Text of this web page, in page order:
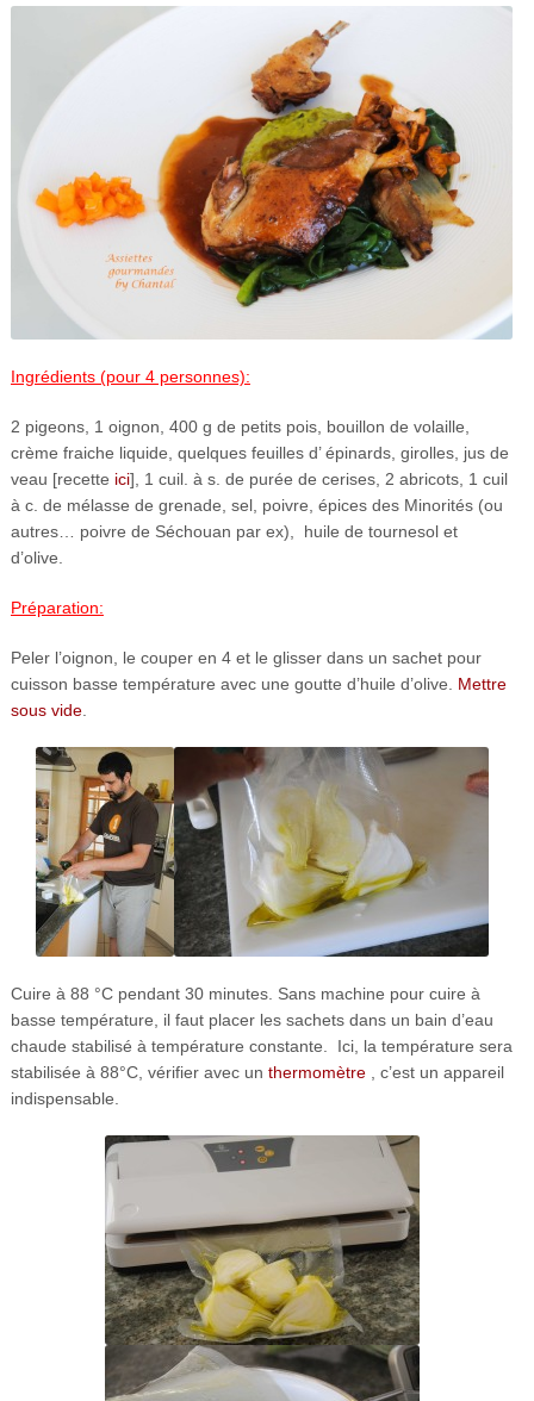
Ingrédients (pour 4 personnes):
2 pigeons, 1 oignon, 400 g de petits pois, bouillon de volaille,
crème fraiche liquide, quelques feuilles d’ épinards, girolles, jus de
veau [recette ici], 1 cuil. à s. de purée de cerises, 2 abricots, 1 cuil
à c. de mélasse de grenade, sel, poivre, épices des Minorités (ou
autres… poivre de Séchouan par ex), huile de tournesol et
d’olive.
Préparation:
Peler l’oignon, le couper en 4 et le glisser dans un sachet pour
cuisson basse température avec une goutte d’huile d’olive. Mettre
sous vide.
Cuire à 88 °C pendant 30 minutes. Sans machine pour cuire à
basse température, il faut placer les sachets dans un bain d’eau
chaude stabilisé à température constante. Ici, la température sera
stabilisée à 88°C, vérifier avec un thermomètre
, c’est un appareil
indispensable.